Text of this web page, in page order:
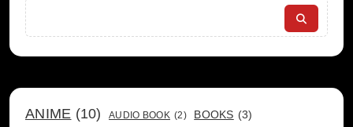
Search
ANIME (10) AUDIO BOOK (2) BOOKS (3)